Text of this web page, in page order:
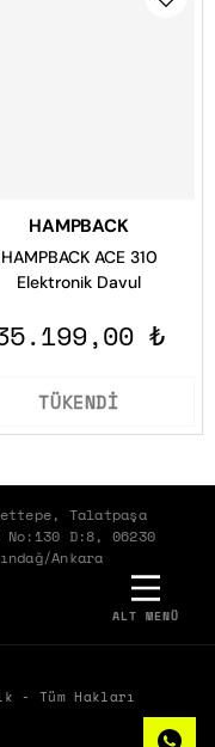
HAMPBACK
HAMPBACK ACE 310
Elektronik Davul
₺
TÜKENDİ
Talatpaşa
No:130 D:8, 06230
Ankara
ALT MENÜ
MISIN?
hem ekipleriyle
dönüştürerek ortaya
- Tüm Hakları